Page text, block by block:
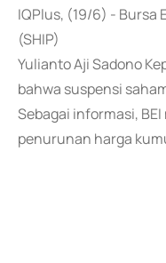
IQPlus, (19/6) - Bursa
(SHIP)
Yulianto Aji Sadono
bahwa suspensi
Sebagai informasi,
penurunan harga